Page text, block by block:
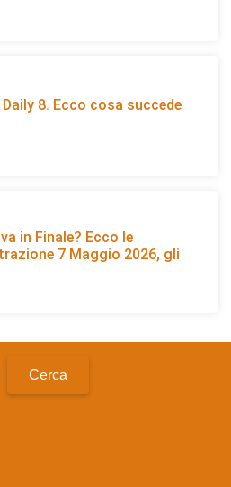
8. Ecco cosa succede
in Finale? Ecco le
7 Maggio 2026, gli